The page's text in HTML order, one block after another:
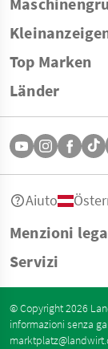
Top Marken
Länder
Menzioni
Servizi
Aiuto
© Copyright 2026
informazioni senza